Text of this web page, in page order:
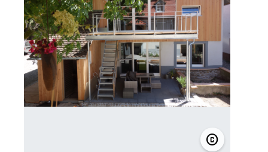
copyright© Sutter +